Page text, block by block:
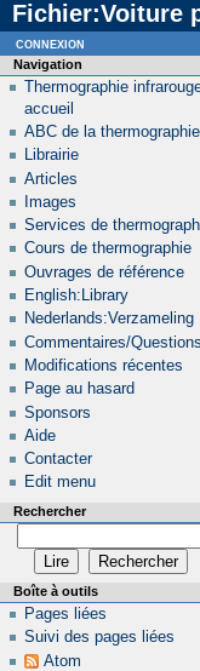
Fichier:Voiture
Navigation
Thermographie
accueil
ABC de la thermographie
Librairie
Articles
Images
Services de
Cours de thermographie
Ouvrages de référence
English:Library
Nederlands:Verzameling
Commentaires/Questions
Modifications récentes
Page au hasard
Sponsors
Aide
Contacter
Edit menu
Rechercher
Boîte à outils
Pages liées
Suivi des pages liées
Atom
connexion